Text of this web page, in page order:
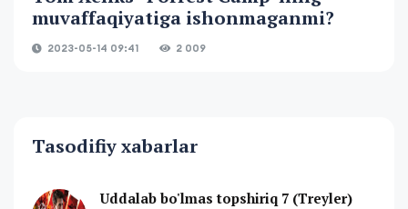
muvaffaqiyatiga ishonmaganmi?
2023-05-14 09:41 2 009
Tasodifiy xabarlar
Uddalab bo'lmas topshiriq 7 (Treyler)